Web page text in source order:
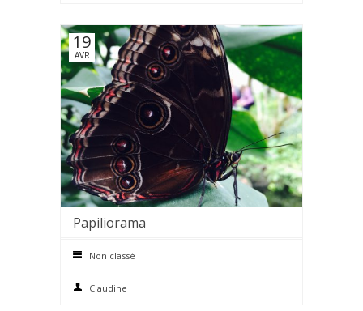
19
AVR
Papiliorama
Non classé
Claudine